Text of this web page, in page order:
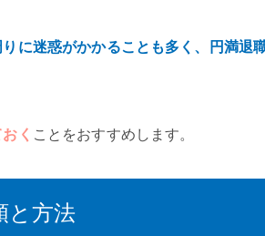
に迷惑がかかることも多く、円満退
く ことをおすすめします。
と方法